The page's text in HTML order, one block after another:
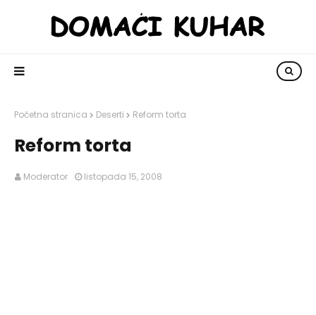
Početna stranica Deserti Reform torta
Reform torta
Moderator listopada 15, 2008